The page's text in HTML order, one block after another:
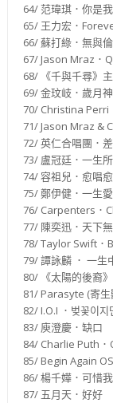
64/ 范瑋琪．你是
65/ 王力宏．
66/ 蘇打綠．無與
67/ Jason Mraz．
68/ 《千與千尋》
69/ 金玟岐．歲月
70/ Christina Perri
71/ Jason Mraz &
72/ 英仁合唱團．
73/ 盧冠廷．一生
74/ 容祖兒．愈唱
75/ 鄭伊健．一生
76/ Carpenters．
77/ 陳奕迅．天下
78/ Taylor Swift．
79/ 譚詠麟 ． 一生
80/ 《太陽的後裔
81/ Parasyte (寄生
82/ I.O.I ．벚꽃이지
83/ 庾澄慶．缺口
84/ Charlie Puth
85/ Begin Again
86/ 楊千嬅．可惜
87/ 五月天．好好